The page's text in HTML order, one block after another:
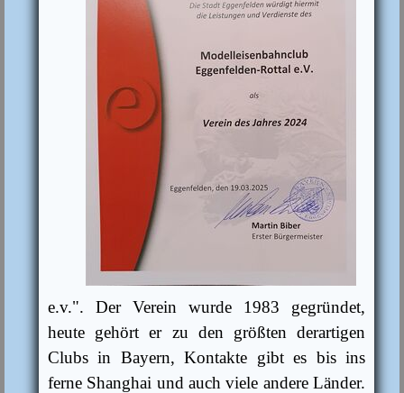
e.v.". Der Verein wurde 1983 gegründet,
heute gehört er zu den größten derartigen
Clubs in Bayern, Kontakte gibt es bis ins
ferne Shanghai und auch viele andere Länder.